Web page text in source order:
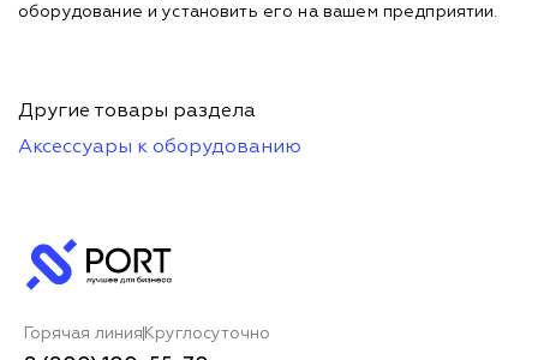
оборудование и установить его на вашем предприятии.
Другие товары раздела
Аксессуары к оборудованию
Горячая линия Круглосуточно